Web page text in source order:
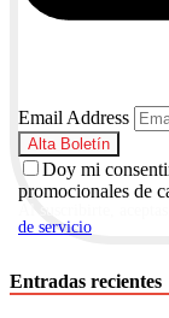
Email Address
Doy mi
promocionales de
de servicio
Entradas recientes